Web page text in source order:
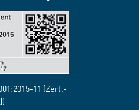
11 (Zert.-